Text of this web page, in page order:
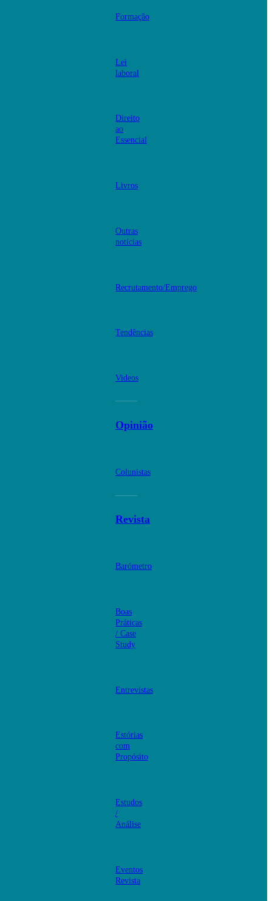
Formação
Lei
laboral
Direito
ao
Essencial
Livros
Outras
notícias
Recrutamento/Emprego
Tendências
Videos
Opinião
Colunistas
Revista
Barómetro
Boas
Práticas
/ Case
Study
Entrevistas
Estórias
com
Propósito
Estudos
/
Análise
Eventos
Revista